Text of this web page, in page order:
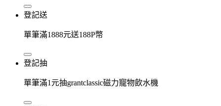
登記送
單筆滿1888元送188P幣
登記抽
單筆滿1元抽grantclassic磁力寵物飲水機